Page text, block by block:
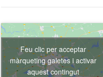
Feu clic per acceptar
màrqueting galetes i activar
aquest contingut